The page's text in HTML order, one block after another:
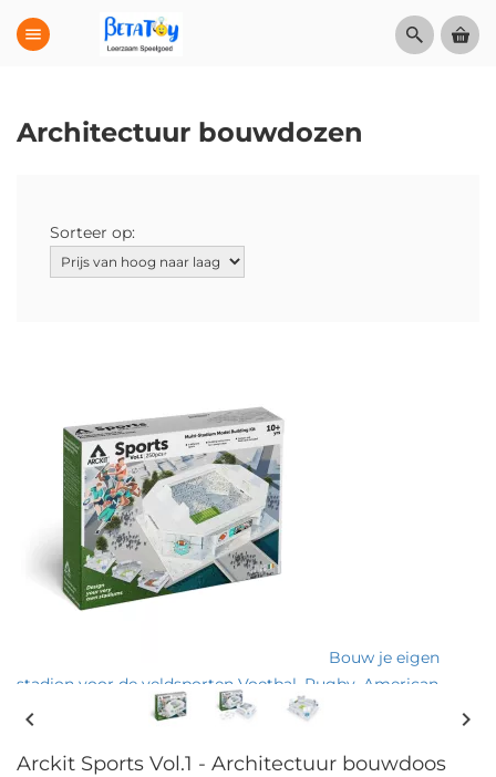
menu
Architectuur bouwdozen
Sorteer op:
Bouw je eigen
stadion voor de veldsporten Voetbal, Rugby, American
Football, Honkbal of Atletiek met deze nieuwe architectuur
chevron_left chevron_right
Arckit Sports Vol.1 - Architectuur bouwdoos